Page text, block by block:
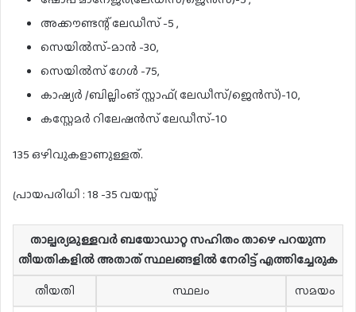
അക്കൗണ്ടന്റ് ലേഡീസ് -5 ,
സെയിൽസ്-മാൻ -30,
സെയിൽസ് ഗേൾ -75,
കാഷ്യർ /ബില്ലിംങ് സ്റ്റാഫ്( ലേഡീസ്/ജെൻസ്)-10,
കസ്റ്റേമർ റിലേഷൻസ് ലേഡീസ്-10
135 ഒഴിവുകളാണുള്ളത്.
പ്രായപരിധി : 18 -35 വയസ്സ്
താല്പര്യമുള്ളവർ ബയോഡാറ്റ സഹിതം താഴെ പറയുന്ന
തീയതികളിൽ അതാത് സ്ഥലങ്ങളിൽ നേരിട്ട് എത്തിച്ചേരുക
തീയതി
സ്ഥലം സമയം